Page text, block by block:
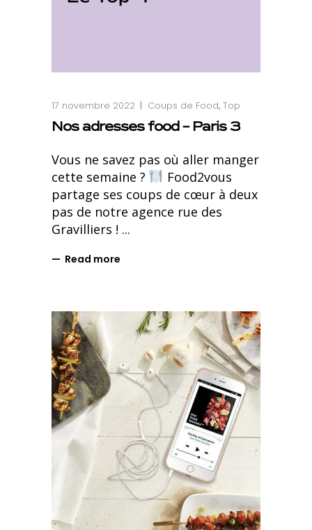
17 novembre 2022 Coups de Food, Top
Nos adresses food – Paris 3
Vous ne savez pas où aller manger
cette semaine ?
Food2vous
partage ses coups de cœur à deux
pas de notre agence rue des
Gravilliers !
Read more